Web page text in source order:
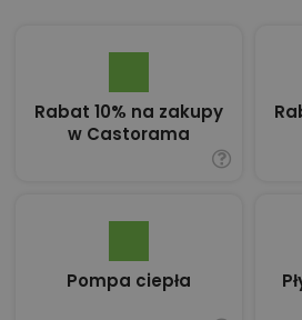
Rabat 10% na zakupy
w Castorama
Pompa ciepła